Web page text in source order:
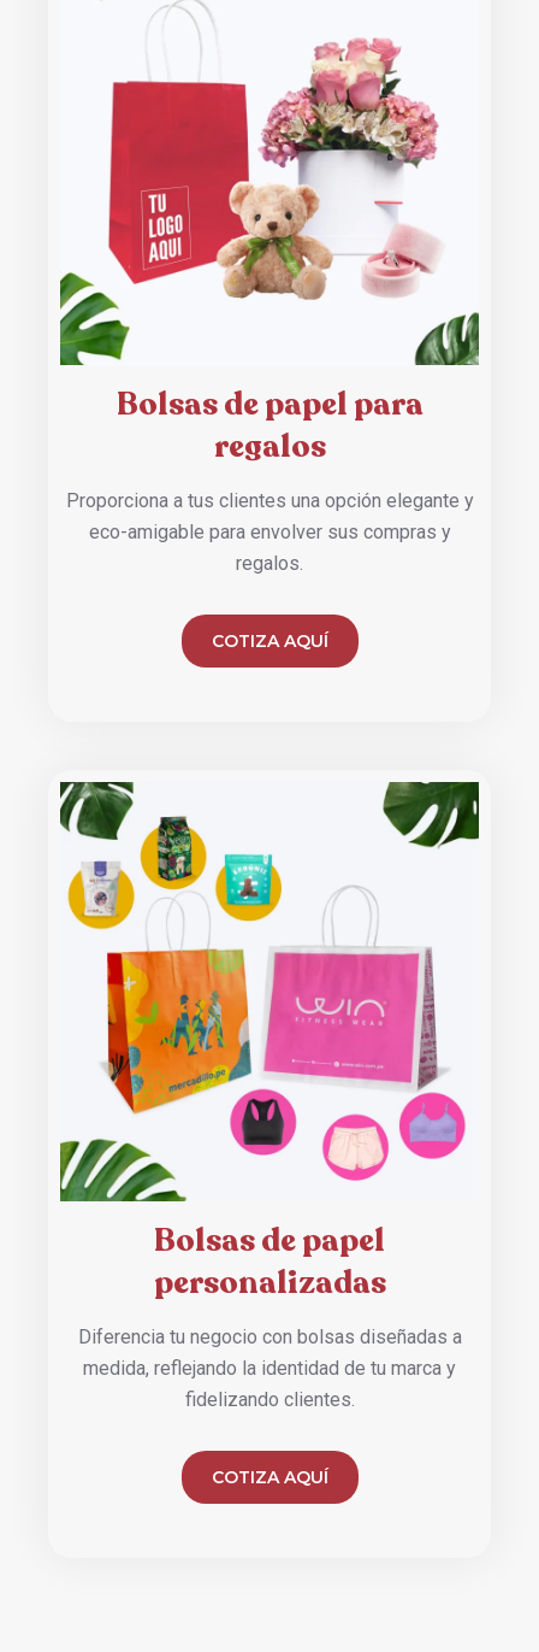
Bolsas de papel para
regalos
Proporciona a tus clientes una opción elegante y
eco-amigable para envolver sus compras y
regalos.
COTIZA AQUÍ
Bolsas de papel
personalizadas
Diferencia tu negocio con bolsas diseñadas a
medida, reflejando la identidad de tu marca y
fidelizando clientes.
COTIZA AQUÍ